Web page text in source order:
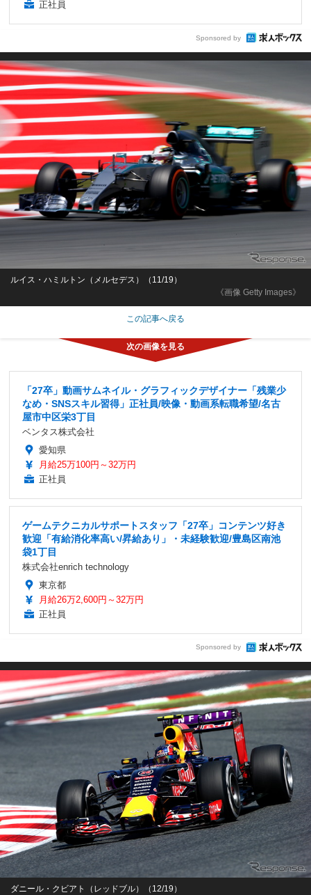
正社員
Sponsored by
《画像 Getty Images》
ルイス・ハミルトン（メルセデス）（11/19）
この記事へ戻る
「27卒」動画サムネイル・グラフィックデザイナー「残業少
なめ・SNSスキル習得」正社員/映像・動画系転職希望/名古
屋市中区栄3丁目
ベンタス株式会社
愛知県
月給25万100円～32万円
正社員
ゲームテクニカルサポートスタッフ「27卒」コンテンツ好き
歓迎「有給消化率高い/昇給あり」・未経験歓迎/豊島区南池
袋1丁目
株式会社enrich technology
東京都
月給26万2,600円～32万円
正社員
Sponsored by
ダニール・クビアト（レッドブル）（12/19）